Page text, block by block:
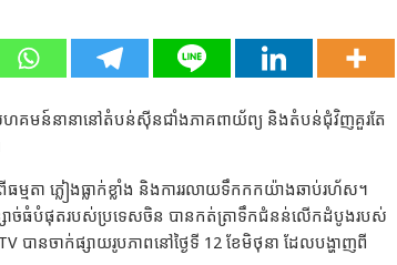
សហគមន៍នានានៅតំបន់ស៊ីនជាំងភាគពាយ័ព្យ និងតំបន់ជុំវិញគួរតែ
តា ភ្លៀងធ្លាក់ខ្លាំង និងការរលាយទឹកកកយ៉ាងឆាប់រហ័ស។
ខ្សាច់ធំបំផុតរបស់ប្រទេសចិន បានកត់ត្រាទឹកជំនន់លើកដំបូងរបស់
បានចាក់ផ្សាយរូបភាពនៅថ្ងៃទី 12 ខែមិថុនា ដែលបង្ហាញពី